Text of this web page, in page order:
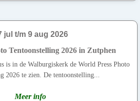
jul t/m 9 aug 2026
Tentoonstelling 2026 in Zutphen
is in de Walburgiskerk de World Press Photo
2026 te zien. De tentoonstelling...
Meer info